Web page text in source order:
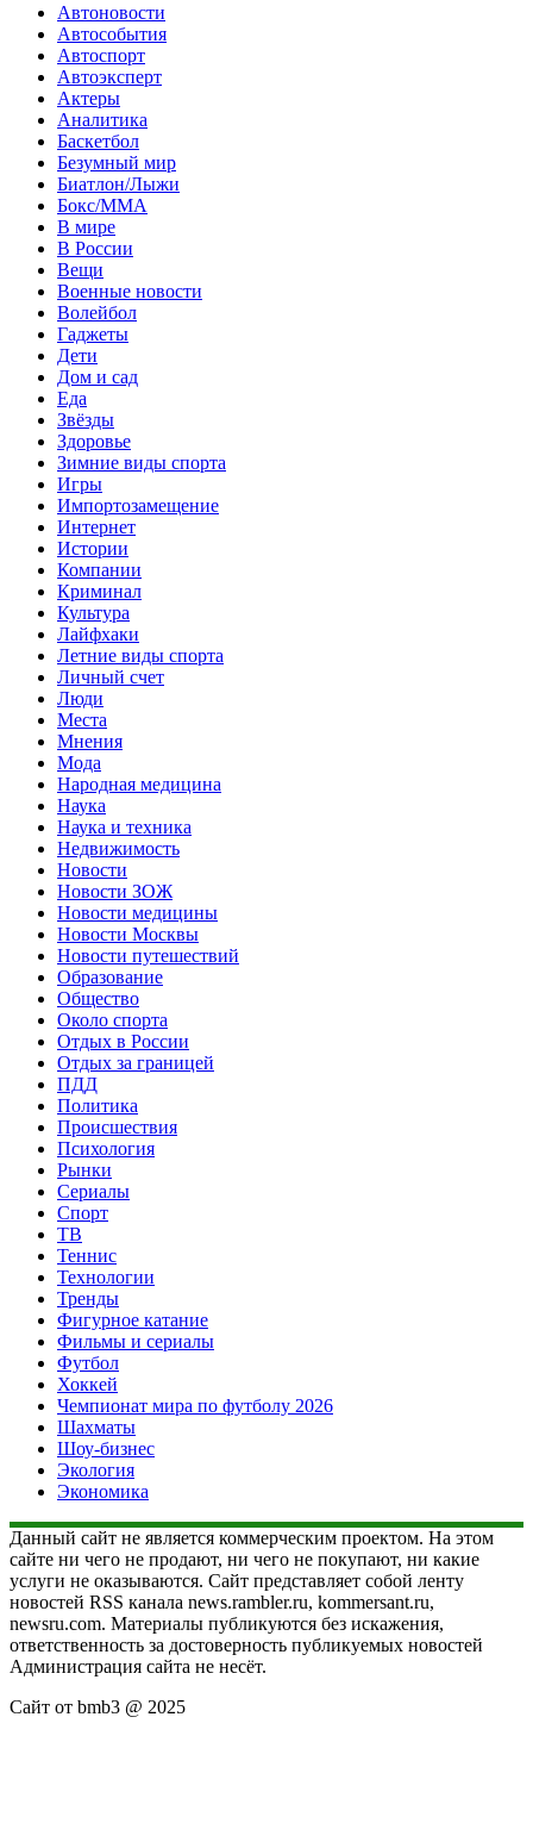
Автоновости
Автособытия
Автоспорт
Автоэксперт
Актеры
Аналитика
Баскетбол
Безумный мир
Биатлон/Лыжи
Бокс/MMA
В мире
В России
Вещи
Военные новости
Волейбол
Гаджеты
Дети
Дом и сад
Еда
Звёзды
Здоровье
Зимние виды спорта
Игры
Импортозамещение
Интернет
Истории
Компании
Криминал
Культура
Лайфхаки
Летние виды спорта
Личный счет
Люди
Места
Мнения
Мода
Народная медицина
Наука
Наука и техника
Недвижимость
Новости
Новости ЗОЖ
Новости медицины
Новости Москвы
Новости путешествий
Образование
Общество
Около спорта
Отдых в России
Отдых за границей
ПДД
Политика
Происшествия
Психология
Рынки
Сериалы
Спорт
ТВ
Теннис
Технологии
Тренды
Фигурное катание
Фильмы и сериалы
Футбол
Хоккей
Чемпионат мира по футболу 2026
Шахматы
Шоу-бизнес
Экология
Экономика
Данный сайт не является коммерческим проектом. На этом
сайте ни чего не продают, ни чего не покупают, ни какие
услуги не оказываются. Сайт представляет собой ленту
новостей RSS канала news.rambler.ru, kommersant.ru,
newsru.com. Материалы публикуются без искажения,
ответственность за достоверность публикуемых новостей
Администрация сайта не несёт.
Сайт от bmb3 @ 2025